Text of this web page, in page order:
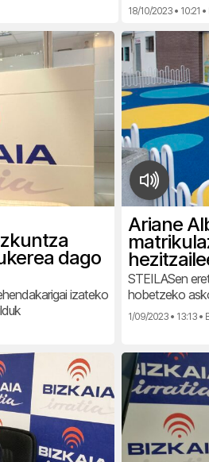
18/10/2023 • 10:21 •
dago
izateko
Ariane
STEILASen
hobetzeko
1/09/2023 • 13:13 •